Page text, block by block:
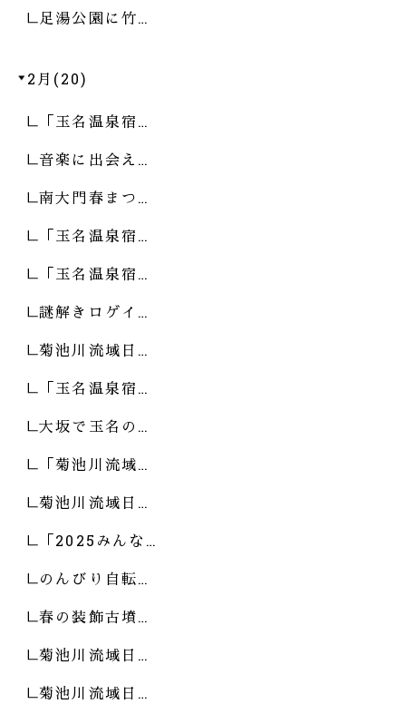
足湯公園に竹…
2月(20)
「玉名温泉宿…
音楽に出会え…
南大門春まつ…
「玉名温泉宿…
「玉名温泉宿…
謎解きロゲイ…
菊池川流域日…
「玉名温泉宿…
大坂で玉名の…
「菊池川流域…
菊池川流域日…
「2025みんな…
のんびり自転…
春の装飾古墳…
菊池川流域日…
菊池川流域日…